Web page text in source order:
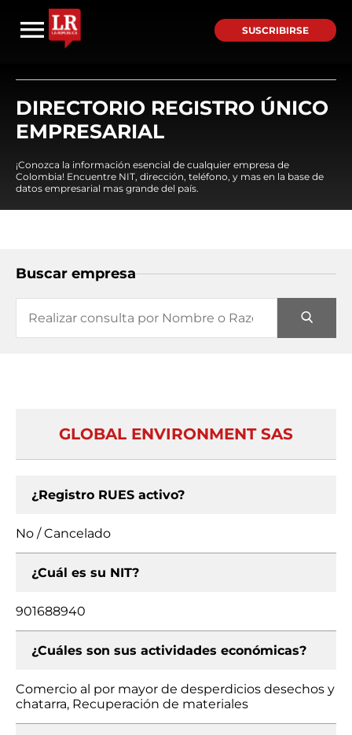
SUSCRIBIRSE
DIRECTORIO REGISTRO ÚNICO
EMPRESARIAL
¡Conozca la información esencial de cualquier empresa de
Colombia! Encuentre NIT, dirección, teléfono, y mas en la base de
datos empresarial mas grande del país.
Buscar empresa
GLOBAL ENVIRONMENT SAS
¿Registro RUES activo?
No / Cancelado
¿Cuál es su NIT?
901688940
¿Cuáles son sus actividades económicas?
Comercio al por mayor de desperdicios desechos y
chatarra, Recuperación de materiales